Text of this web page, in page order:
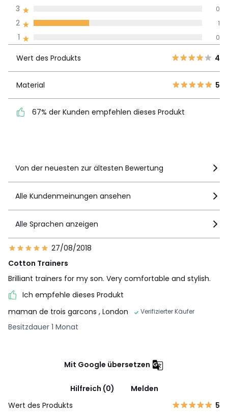
4
Wert des
5
empfehlen dieses Produkt
1 0
2 1
3 0
Wert des Produkts 4
Material 5
67% der Kunden empfehlen dieses Produkt
Von der neuesten zur ältesten Bewertung
Alle Kundenmeinungen ansehen
Alle Sprachen anzeigen
27/08/2018
Cotton Trainers
Brilliant trainers for my son. Very comfortable and stylish.
Ich empfehle dieses Produkt
maman de trois garcons , London Verifizierter Käufer
Besitzdauer 1 Monat
Mit Google übersetzen
Hilfreich (0)
Melden
Wert des Produkts
5